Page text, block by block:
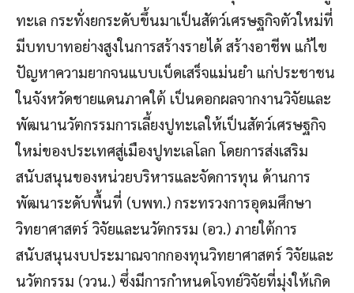
ทะเล กระทั่งยกระดับขึ้นมาเป็นสัตว์เศรษฐกิจตัวใหม่ที่
มีบทบาทอย่างสูงในการสร้างรายได้ สร้างอาชีพ แก้ไข
ปัญหาความยากจนแบบเบ็ดเสร็จแม่นยำ แก่ประชาชน
ในจังหวัดชายแดนภาคใต้ เป็นดอกผลจากงานวิจัยและ
พัฒนานวัตกรรมการเลี้ยงปูทะเลให้เป็นสัตว์เศรษฐกิจ
ใหม่ของประเทศสู่เมืองปูทะเลโลก โดยการส่งเสริม
สนับสนุนของหน่วยบริหารและจัดการทุน ด้านการ
พัฒนาระดับพื้นที่ (บพท.) กระทรวงการอุดมศึกษา
วิทยาศาสตร์ วิจัยและนวัตกรรม (อว.) ภายใต้การ
สนับสนุนงบประมาณจากกองทุนวิทยาศาสตร์ วิจัยและ
นวัตกรรม (ววน.) ซึ่งมีการกำหนดโจทย์วิจัยที่มุ่งให้เกิด